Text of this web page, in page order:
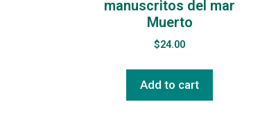
manuscritos del mar
Muerto
$24.00
Add to cart